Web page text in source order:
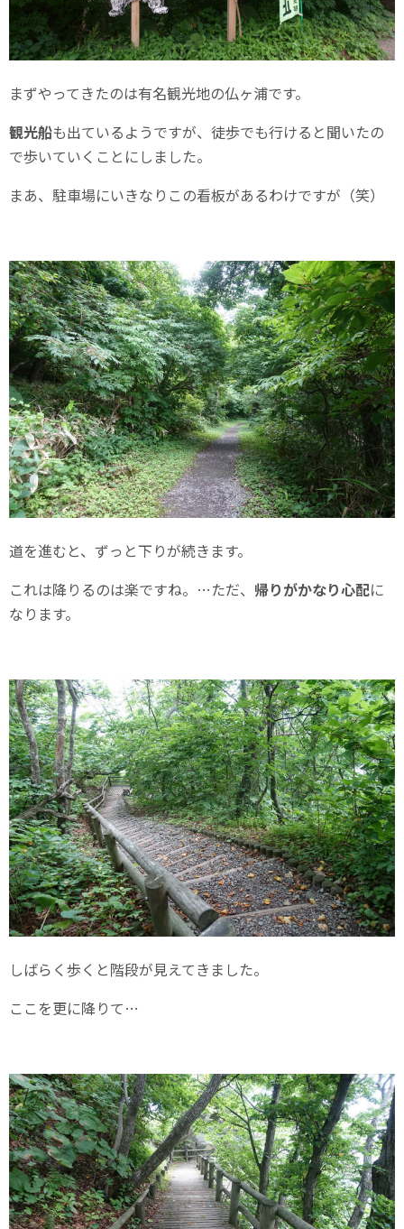
まずやってきたのは有名観光地の仏ヶ浦です。
観光船も出ているようですが、徒歩でも行けると聞いたの
で歩いていくことにしました。
まあ、駐車場にいきなりこの看板があるわけですが（笑）
道を進むと、ずっと下りが続きます。
これは降りるのは楽ですね。…ただ、 帰りがかなり心配に
なります。
しばらく歩くと階段が見えてきました。
ここを更に降りて…